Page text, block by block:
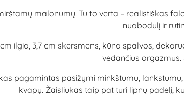
malonumų! Tu to verta – realistiškas
nuobodulį ir
cm ilgio, 3,7 cm skersmens, kūno spalvos,
vedančius orgazmus.
pagamintas pasižymi minkštumu,
kvapų. Žaisliukas taip pat turi lipnų padelį,